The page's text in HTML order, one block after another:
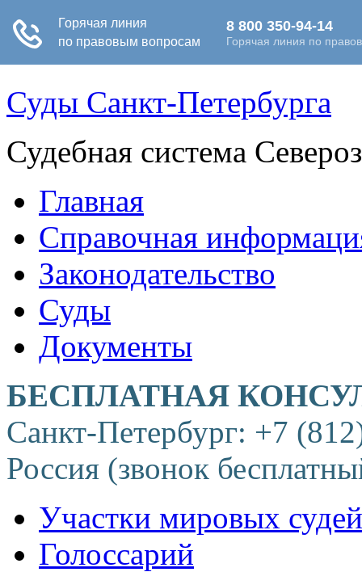
Суды Санкт-Петербурга
Судебная система
Главная
Справочная
Законодательство
Суды
Документы
БЕСПЛАТНАЯ
Санкт-Петербург: +7
Россия (звонок
Участки мировых судей
Голоссарий